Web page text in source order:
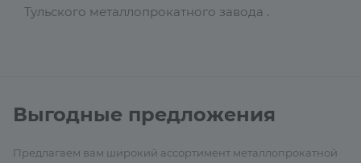
Тульского металлопрокатного завода .
Выгодные предложения
Предлагаем вам широкий ассортимент металлопрокатной